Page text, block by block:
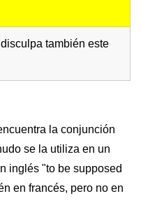
también este
la conjunción
se la utiliza en un
inglés "to be supposed
en francés, pero no en